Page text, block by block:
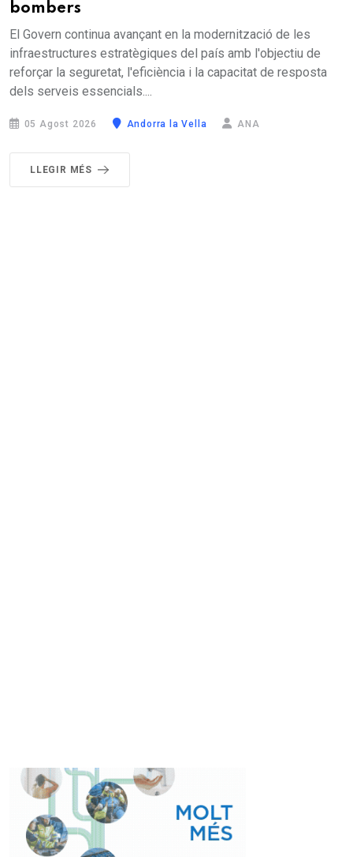
bombers
El Govern continua avançant en la modernització de les
infraestructures estratègiques del país amb l'objectiu de
reforçar la seguretat, l'eficiència i la capacitat de resposta
dels serveis essencials....
05 Agost 2026 Andorra la Vella ANA
LLEGIR MÉS